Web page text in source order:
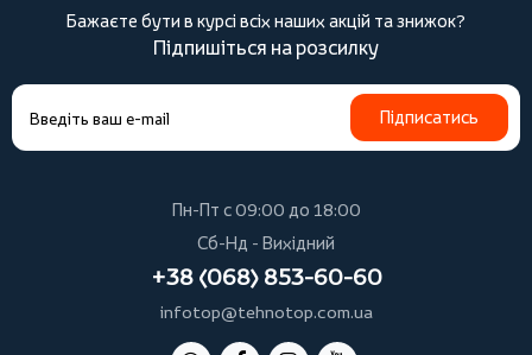
Бажаєте бути в курсі всіх наших акцій та знижок?
Підпишіться на розсилку
Підписатись
Пн-Пт с 09:00 до 18:00
Сб-Нд - Вихідний
+38 (068) 853-60-60
infotop@tehnotop.com.ua